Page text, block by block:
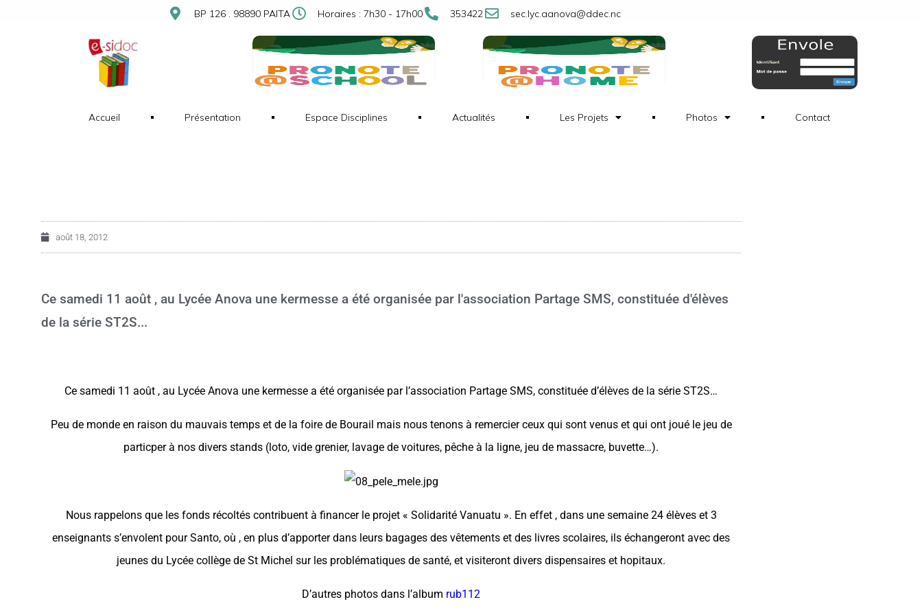
BP 126 . 98890 PAITA Horaires : 7h30 - 17h00 353422 sec.lyc.aanova@ddec.nc
Accueil Présentation Espace Disciplines Actualités Les Projets Photos Contact
août 18, 2012
Ce samedi 11 août , au Lycée Anova une kermesse a été organisée par l'association Partage SMS, constituée d'élèves
de la série ST2S...
Ce samedi 11 août , au Lycée Anova une kermesse a été organisée par l’association Partage SMS, constituée d’élèves de la série ST2S…
Peu de monde en raison du mauvais temps et de la foire de Bourail mais nous tenons à remercier ceux qui sont venus et qui ont joué le jeu de
particper à nos divers stands (loto, vide grenier, lavage de voitures, pêche à la ligne, jeu de massacre, buvette…).
Nous rappelons que les fonds récoltés contribuent à financer le projet « Solidarité Vanuatu ». En effet , dans une semaine 24 élèves et 3
enseignants s’envolent pour Santo, où , en plus d’apporter dans leurs bagages des vêtements et des livres scolaires, ils échangeront avec des
jeunes du Lycée collège de St Michel sur les problématiques de santé, et visiteront divers dispensaires et hopitaux.
D’autres photos dans l’album rub112